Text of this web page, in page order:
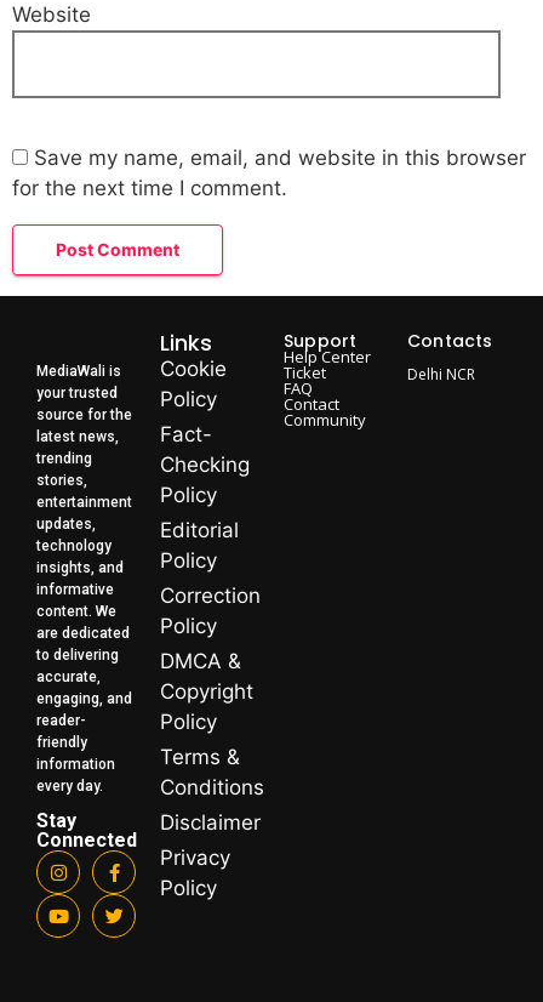
Website
Save my name, email, and website in this browser
for the next time I comment.
MediaWali is
your trusted
source for the
latest news,
trending
stories,
entertainment
updates,
technology
insights, and
informative
content. We
are dedicated
to delivering
accurate,
engaging, and
reader-
friendly
information
every day.
Stay
Connected
Links
Cookie
Policy
Fact-
Checking
Policy
Editorial
Policy
Correction
Policy
DMCA &
Copyright
Policy
Terms &
Conditions
Disclaimer
Privacy
Policy
Support
Help Center
Ticket
FAQ
Contact
Community
Contacts
Delhi NCR